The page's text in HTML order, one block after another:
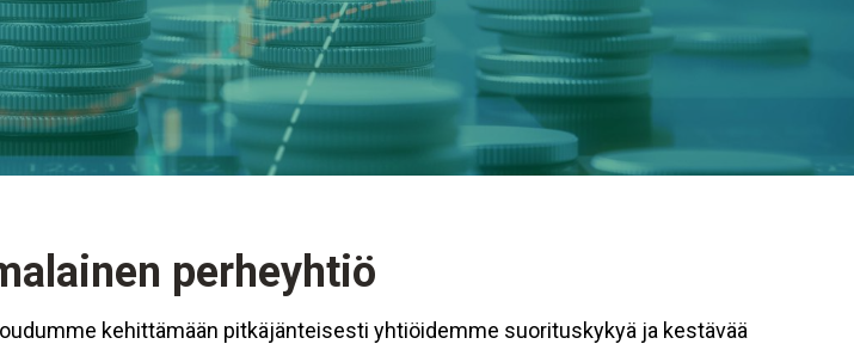
perheyhtiö
kehittämään pitkäjänteisesti yhtiöidemme suorituskykyä ja kestävää